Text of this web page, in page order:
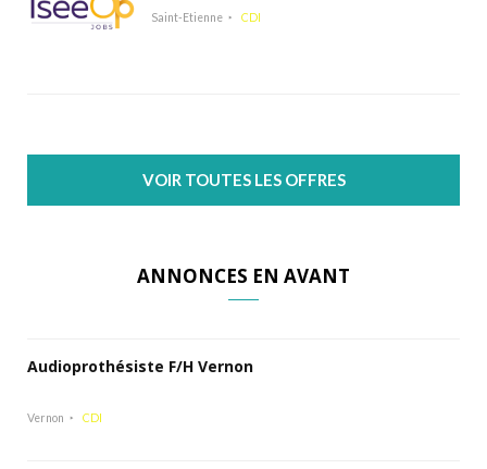
Saint-Etienne CDI
VOIR TOUTES LES OFFRES
ANNONCES EN AVANT
Audioprothésiste F/H Vernon
Vernon CDI